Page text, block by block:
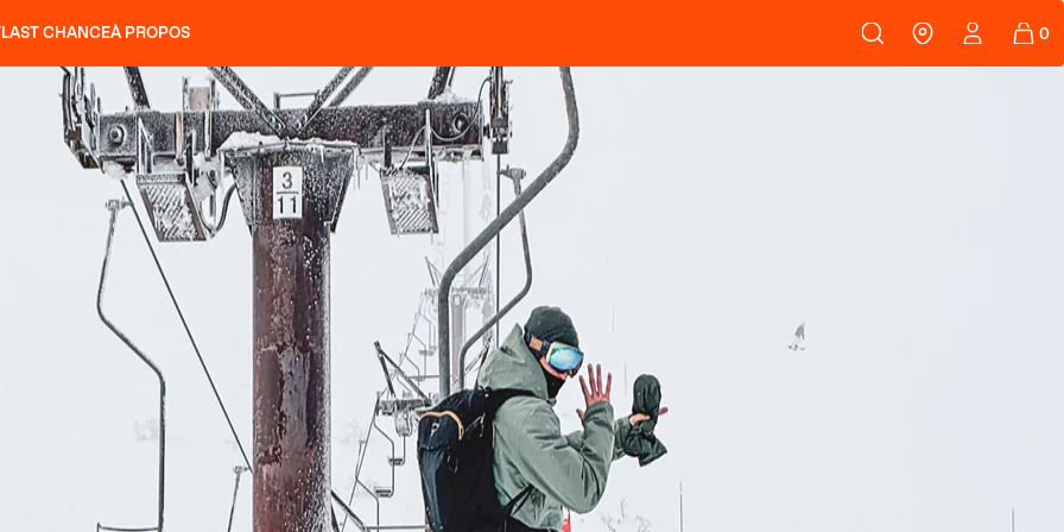
SLAP 112
SLAP 92 SLAP 92
UBAC 102 UBAC 108
COUTEAUX
PEAUX
LAST CHANCEÀ PROPOS
RECHERCHER